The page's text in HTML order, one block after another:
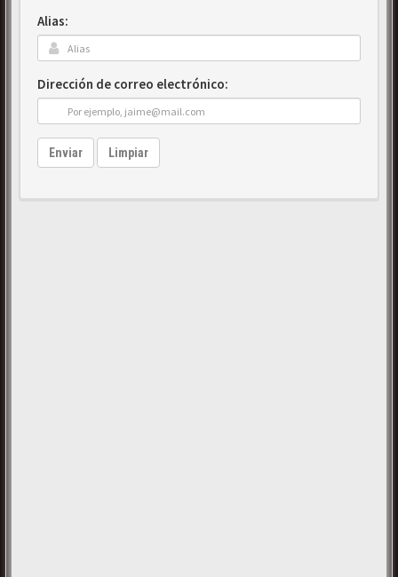
Alias:
Dirección de correo electrónico:
Enviar Limpiar